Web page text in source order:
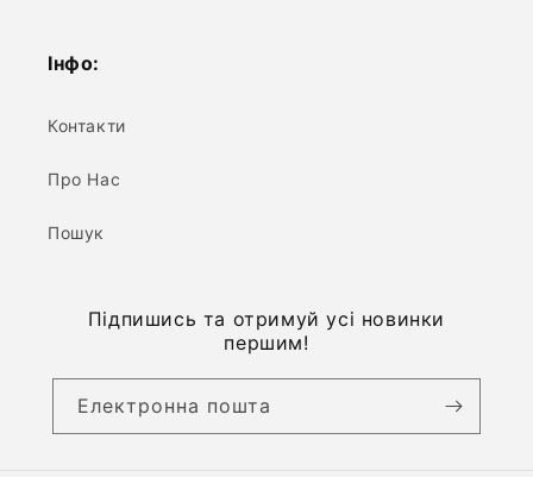
Інфо:
Контакти
Про Нас
Пошук
Підпишись та отримуй усі новинки
першим!
Електронна пошта